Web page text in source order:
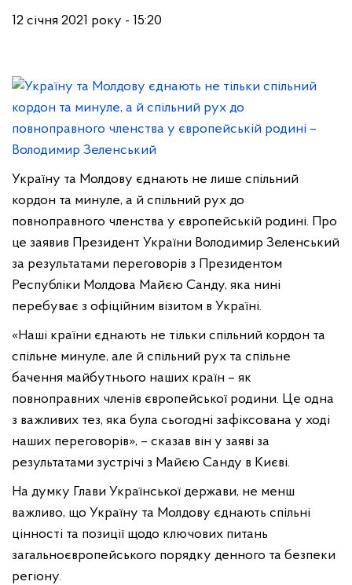
12 січня 2021 року - 15:20
Україну та Молдову єднають не лише спільний
кордон та минуле, а й спільний рух до
повноправного членства у європейській родині. Про
це заявив Президент України Володимир Зеленський
за результатами переговорів з Президентом
Республіки Молдова Майєю Санду, яка нині
перебуває з офіційним візитом в Україні.
«Наші країни єднають не тільки спільний кордон та
спільне минуле, але й спільний рух та спільне
бачення майбутнього наших країн – як
повноправних членів європейської родини. Це одна
з важливих тез, яка була сьогодні зафіксована у ході
наших переговорів», – сказав він у заяві за
результатами зустрічі з Майєю Санду в Києві.
На думку Глави Української держави, не менш
важливо, що Україну та Молдову єднають спільні
цінності та позиції щодо ключових питань
загальноєвропейського порядку денного та безпеки
регіону.